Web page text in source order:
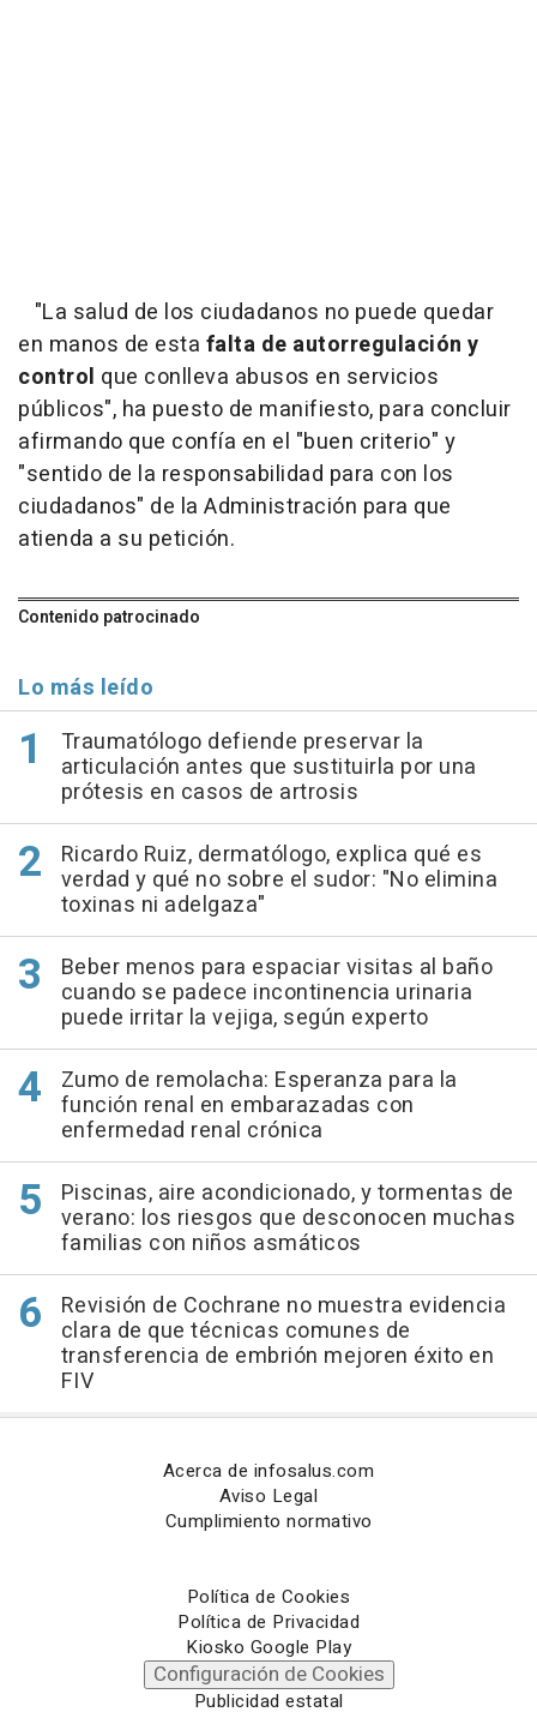
"La salud de los ciudadanos no puede quedar
en manos de esta falta de autorregulación y
control que conlleva abusos en servicios
públicos", ha puesto de manifiesto, para concluir
afirmando que confía en el "buen criterio" y
"sentido de la responsabilidad para con los
ciudadanos" de la Administración para que
atienda a su petición.
Contenido patrocinado
Lo más leído
Traumatólogo defiende preservar la
articulación antes que sustituirla por una
prótesis en casos de artrosis
Ricardo Ruiz, dermatólogo, explica qué es
verdad y qué no sobre el sudor: "No elimina
toxinas ni adelgaza"
Beber menos para espaciar visitas al baño
cuando se padece incontinencia urinaria
puede irritar la vejiga, según experto
Zumo de remolacha: Esperanza para la
función renal en embarazadas con
enfermedad renal crónica
Piscinas, aire acondicionado, y tormentas de
verano: los riesgos que desconocen muchas
familias con niños asmáticos
Revisión de Cochrane no muestra evidencia
clara de que técnicas comunes de
transferencia de embrión mejoren éxito en
FIV
Acerca de infosalus.com
Aviso Legal
Cumplimiento normativo
Política de Cookies
Política de Privacidad
Kiosko Google Play
Configuración de Cookies
Publicidad estatal